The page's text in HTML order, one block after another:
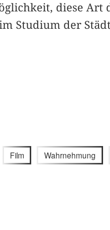
diese Art
Studium der
Film Wahrnehmung